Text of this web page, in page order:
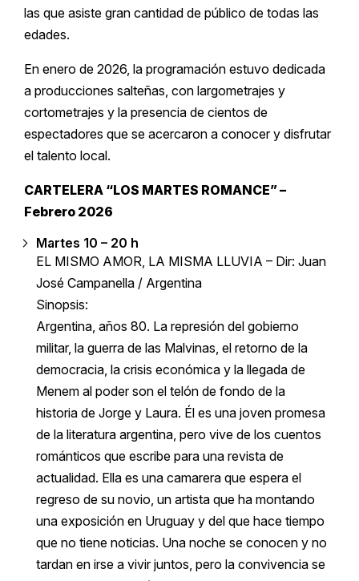
las que asiste gran cantidad de público de todas las
edades.
En enero de 2026, la programación estuvo dedicada
a producciones salteñas, con largometrajes y
cortometrajes y la presencia de cientos de
espectadores que se acercaron a conocer y disfrutar
el talento local.
CARTELERA “LOS MARTES ROMANCE” –
Febrero 2026
Martes 10 – 20 h
EL MISMO AMOR, LA MISMA LLUVIA – Dir: Juan
José Campanella / Argentina
Sinopsis:
Argentina, años 80. La represión del gobierno
militar, la guerra de las Malvinas, el retorno de la
democracia, la crisis económica y la llegada de
Menem al poder son el telón de fondo de la
historia de Jorge y Laura. Él es una joven promesa
de la literatura argentina, pero vive de los cuentos
románticos que escribe para una revista de
actualidad. Ella es una camarera que espera el
regreso de su novio, un artista que ha montando
una exposición en Uruguay y del que hace tiempo
que no tiene noticias. Una noche se conocen y no
tardan en irse a vivir juntos, pero la convivencia se